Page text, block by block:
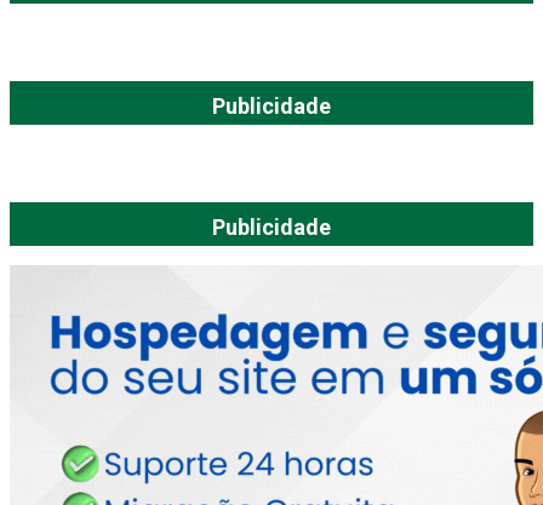
Publicidade
Publicidade